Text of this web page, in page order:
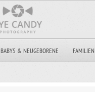
BABYS & NEUGEBORENE FAMILIEN